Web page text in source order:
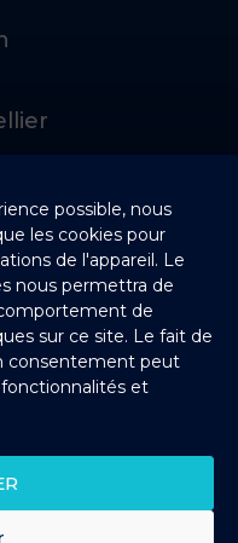
possible, nous
les cookies pour
de l'appareil. Le
nous permettra de
de
sur ce site. Le fait de
consentement peut
et